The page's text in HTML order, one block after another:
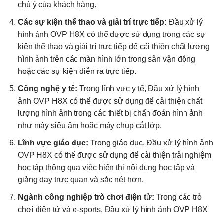
chú ý của khách hàng.
Các sự kiện thể thao và giải trí trực tiếp: Đầu xử lý
hình ảnh OVP H8X có thể được sử dụng trong các sự
kiện thể thao và giải trí trực tiếp để cải thiện chất lượng
hình ảnh trên các màn hình lớn trong sân vận động
hoặc các sự kiện diễn ra trực tiếp.
Công nghệ y tế: Trong lĩnh vực y tế, Đầu xử lý hình
ảnh OVP H8X có thể được sử dụng để cải thiện chất
lượng hình ảnh trong các thiết bị chẩn đoán hình ảnh
như máy siêu âm hoặc máy chụp cắt lớp.
Lĩnh vực giáo dục: Trong giáo dục, Đầu xử lý hình ảnh
OVP H8X có thể được sử dụng để cải thiện trải nghiệm
học tập thông qua việc hiển thị nội dung học tập và
giảng dạy trực quan và sắc nét hơn.
Ngành công nghiệp trò chơi điện tử: Trong các trò
chơi điện tử và e-sports, Đầu xử lý hình ảnh OVP H8X